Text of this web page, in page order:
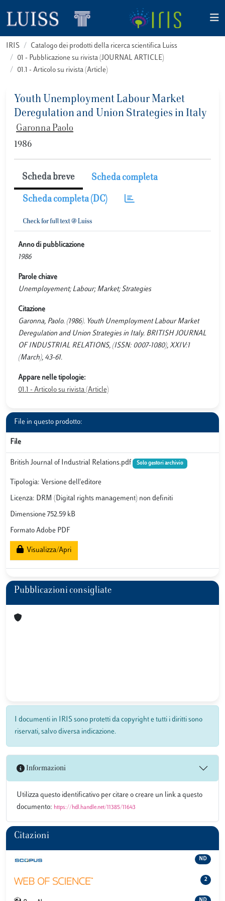
IRIS
Catalogo dei prodotti della ricerca scientifica Luiss
01 - Pubblicazione su rivista (JOURNAL ARTICLE)
01.1 - Articolo su rivista (Article)
Youth Unemployment Labour Market
Deregulation and Union Strategies in Italy
Garonna Paolo
1986
Scheda breve Scheda completa
Scheda completa (DC)
Anno di pubblicazione
1986
Parole chiave
Unemployement; Labour; Market; Strategies
Citazione
Garonna, Paolo. (1986). Youth Unemployment Labour Market
Deregulation and Union Strategies in Italy. BRITISH JOURNAL
OF INDUSTRIAL RELATIONS, (ISSN: 0007-1080), XXIV:1
(March), 43-61.
Appare nelle tipologie:
01.1 - Articolo su rivista (Article)
File in questo prodotto:
File
British Journal of Industrial Relations.pdf Solo gestori archivio
Tipologia: Versione dell'editore
Licenza: DRM (Digital rights management) non definiti
Dimensione 752.59 kB
Formato Adobe PDF
Visualizza/Apri
Pubblicazioni consigliate
I documenti in IRIS sono protetti da copyright e tutti i diritti sono
riservati, salvo diversa indicazione.
Informazioni
Utilizza questo identificativo per citare o creare un link a questo
documento: https://hdl.handle.net/11385/11643
Citazioni
ND
2